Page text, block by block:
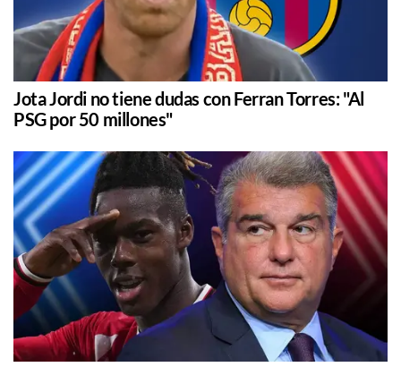
Jota Jordi no tiene dudas con Ferran Torres: "Al
PSG por 50 millones"